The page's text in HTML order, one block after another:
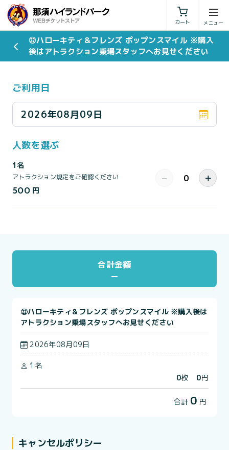
カート
利用規約 特定商取引法に基づく表示
㉒ハローキティ＆フレンズ ポップンスマイル ※購入
後はアトラクション乗場スタッフへお見せください
ご利用日
2026年08月09日
人数を選ぶ
1名
アトラクション規定をご確認ください
500 円
− ＋
合計金額
㉒ハローキティ＆フレンズ ポップンスマイル ※購入後は
アトラクション乗場スタッフへお見せください
2026年08月09日
1名
0枚 0円
合計 0 円
キャンセルポリシー